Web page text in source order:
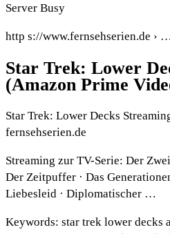
Server Busy
http s://www.fernsehserien.de ›
Star Trek: Lower
(Amazon Prime
Star Trek: Lower Decks
fernsehserien.de
Streaming zur TV-Serie: Der
Der Zeitpuffer · Das
Liebesleid · Diplomatischer …
Keywords: star trek lower decks